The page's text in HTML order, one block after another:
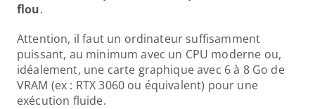
flou.
Attention, il faut un ordinateur suffisamment
puissant, au minimum avec un CPU moderne ou,
idéalement, une carte graphique avec 6 à 8 Go de
VRAM (ex : RTX 3060 ou équivalent) pour une
exécution fluide.